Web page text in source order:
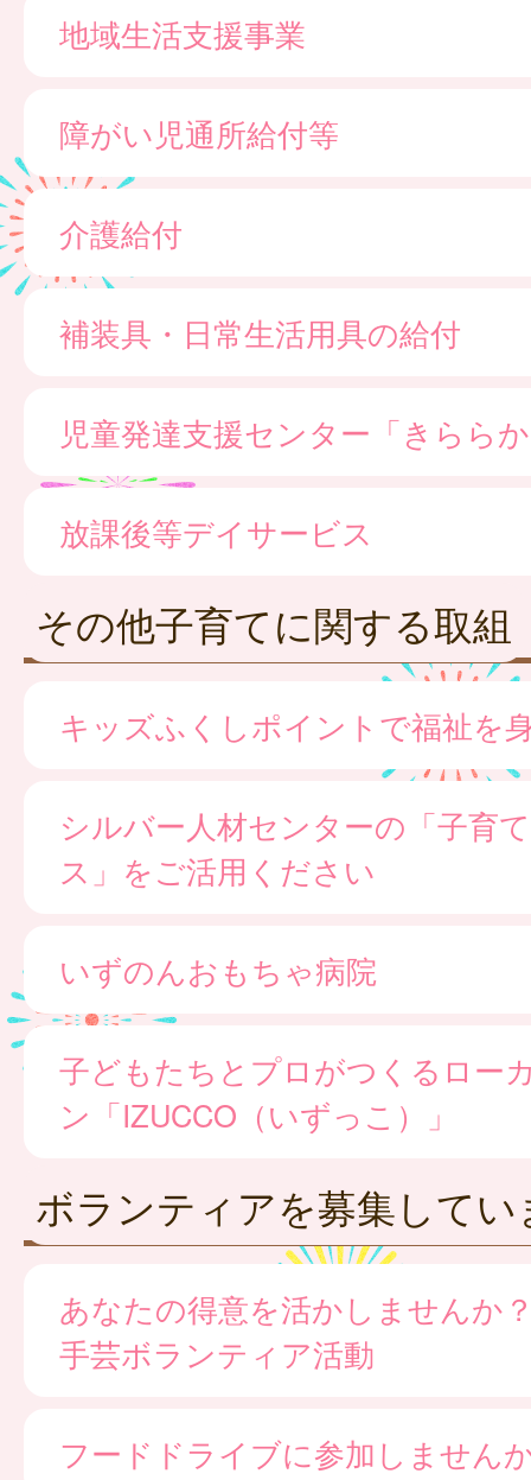
地域生活支援事業
障がい児通所給付等
介護給付
補装具・日常生活用具の給付
児童発達支援センター「きらら
放課後等デイサービス
その他子育てに関する取組
キッズふくしポイントで福祉を
シルバー人材センターの「子育
ス」をご活用ください
いずのんおもちゃ病院
子どもたちとプロがつくるロー
ン「IZUCCO（いずっこ）」
ボランティアを募集してい
あなたの得意を活かしませんか
手芸ボランティア活動
フードドライブに参加しません